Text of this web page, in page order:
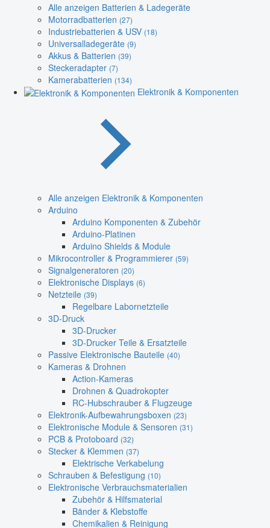
Alle anzeigen Batterien & Ladegeräte
Motorradbatterien (27)
Industriebatterien & USV (18)
Universalladegeräte (9)
Akkus & Batterien (39)
Steckeradapter (7)
Kamerabatterien (134)
Elektronik & Komponenten
Alle anzeigen Elektronik & Komponenten
Arduino
Arduino Komponenten & Zubehör
Arduino-Platinen
Arduino Shields & Module
Mikrocontroller & Programmierer (59)
Signalgeneratoren (20)
Elektronische Displays (6)
Netzteile (39)
Regelbare Labornetzteile
3D-Druck
3D-Drucker
3D-Drucker Teile & Ersatzteile
Passive Elektronische Bauteile (40)
Kameras & Drohnen
Action-Kameras
Drohnen & Quadrokopter
RC-Hubschrauber & Flugzeuge
Elektronik-Aufbewahrungsboxen (23)
Elektronische Module & Sensoren (31)
PCB & Protoboard (32)
Stecker & Klemmen (37)
Elektrische Verkabelung
Schrauben & Befestigung (10)
Elektronische Verbrauchsmaterialien
Zubehör & Hilfsmaterial
Bänder & Klebstoffe
Chemikalien & Reinigung